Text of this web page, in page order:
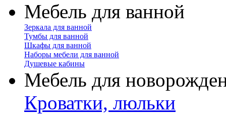
Мебель для ванной
Зеркала для ванной
Тумбы для ванной
Шкафы для ванной
Наборы мебели для ванной
Душевые кабины
Мебель для
Кроватки, люльки